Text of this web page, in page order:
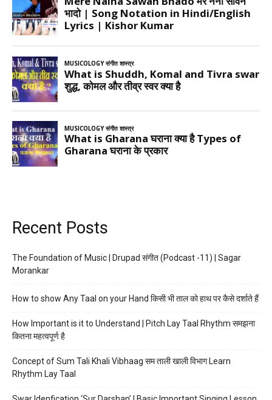
Recent Posts
The Foundation of Music | Drupad संगीत (Podcast -11) | Sagar
Morankar
How to show Any Taal on your Hand किसी भी ताल को हाथ पर कैसे दर्शाते हैं
How Important is it to Understand | Pitch Lay Taal Rhythm समझना
कितना महत्वपूर्ण है
Concept of Sum Tali Khali Vibhaag सम ताली खाली विभाग Learn
Rhythm Lay Taal